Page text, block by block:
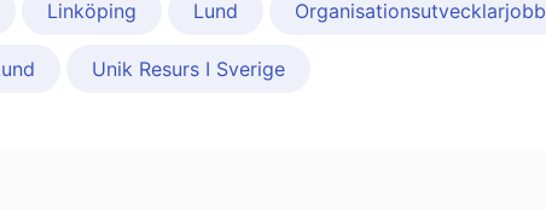
Linköping Lund Organisationsutvecklarjobb
Unik Resurs I Sverige